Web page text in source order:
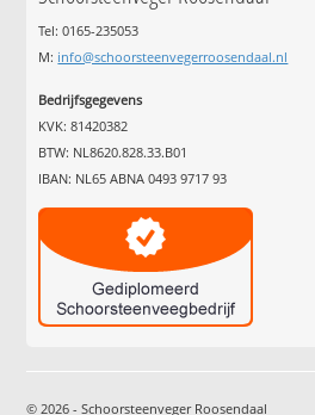
Tel: 0165-235053
M: info@schoorsteenvegerroosendaal.nl
Bedrijfsgegevens
KVK: 81420382
BTW: NL8620.828.33.B01
IBAN: NL65 ABNA 0493 9717 93
© 2026 - Schoorsteenveger Roosendaal